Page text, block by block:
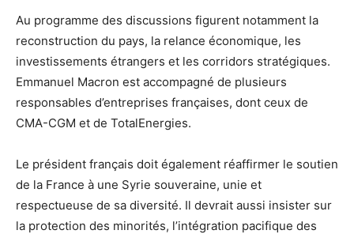
Au programme des discussions figurent notamment la
reconstruction du pays, la relance économique, les
investissements étrangers et les corridors stratégiques.
Emmanuel Macron est accompagné de plusieurs
responsables d’entreprises françaises, dont ceux de
CMA-CGM et de TotalEnergies.
Le président français doit également réaffirmer le soutien
de la France à une Syrie souveraine, unie et
respectueuse de sa diversité. Il devrait aussi insister sur
la protection des minorités, l’intégration pacifique des